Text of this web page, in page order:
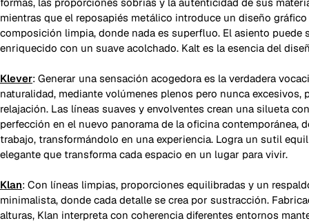
mientras que el reposapiés metálico introduce un diseño
composición limpia, donde nada es superfluo. El asiento
enriquecido con un suave acolchado. Kalt es la esencia del
Klever: Generar una sensación acogedora es la verdadera
naturalidad, mediante volúmenes plenos pero nunca
relajación. Las líneas suaves y envolventes crean una silueta
perfección en el nuevo panorama de la oficina
trabajo, transformándolo en una experiencia. Logra un sutil
elegante que transforma cada espacio en un lugar para vivir.
Klan: Con líneas limpias, proporciones equilibradas y un
minimalista, donde cada detalle se crea por sustracción.
alturas, Klan interpreta con coherencia diferentes entornos